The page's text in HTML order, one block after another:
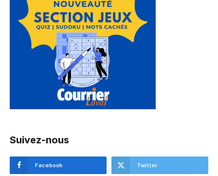
Suivez-nous
Facebook Twitter